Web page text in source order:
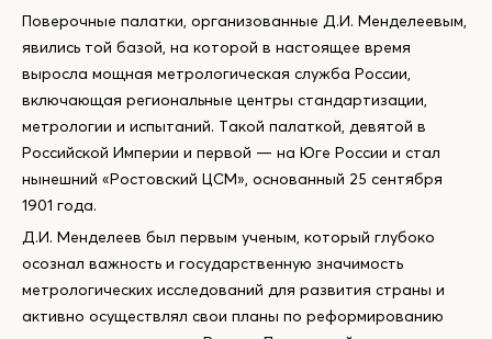
Поверочные палатки, организованные Д.И. Менделеевым,
явились той базой, на которой в настоящее время
выросла мощная метрологическая служба России,
включающая региональные центры стандартизации,
метрологии и испытаний. Такой палаткой, девятой в
Российской Империи и первой — на Юге России и стал
нынешний «Ростовский ЦСМ», основанный 25 сентября
1901 года.
Д.И. Менделеев был первым ученым, который глубоко
осознал важность и государственную значимость
метрологических исследований для развития страны и
активно осуществлял свои планы по реформированию